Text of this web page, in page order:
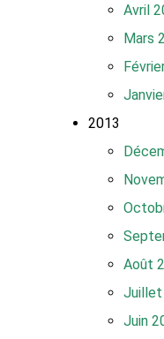
Avril
Mars
2013
Août
Juillet
Juin